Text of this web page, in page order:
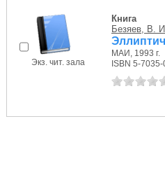
Экз. чит. зала
Книга
Безяев, В.
МАИ, 1993 г.
ISBN 5-